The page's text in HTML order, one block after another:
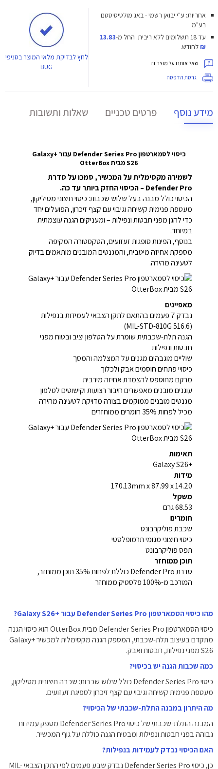
אחריות: ע"י יבואן רשמי - באג מולטיסיסטם
בע"מ
עד 18 תשלומים ללא ריבית.
החל מ-13.83
₪לחודש.
שאל אותנו על מוצר זה
גרסת הדפסה
לחץלבדיקת מלאי המוצר בסניפי
BUG
מידע נוסף פרטים טכניים שאלות ותשובות
כיסוי לסמארטפון Defender Series Pro עבור +Galaxy
S26 מבית OtterBox
לשמירה מקסימלית על המכשיר, סמכו על סדרת
Defender Pro – הכיסוי החזק ביותר עד כה.
הכיסוי כולל מבנה בעל שלוש שכבות: כיסוי חיצוני מסיליקון,
מעטפת פנימית קשיחה וגיבוי עם קצף זיכרון, הפועלים יחד
כדי להגן מפני חבטות ונפילות – ומעניקים הגנה עוצמתית
במיוחד.
בנוסף, הפינות סופגות זעזועים, הטקסטורה המקיפה
מספקת אחיזה מיטבית, והמגנטים המובנים מותאמים בדיוק
לטעינה מהירה.
מאפיינים
נבדק 7 פעמים בהתאם לתקן הצבאי לעמידות בנפילות
(MIL-STD-810G 516.6)
הגנה תלת-שכבתית שומרת על הטלפון יציב ובטוח מפני
חבטות ונפילות
שוליים מוגבהים מגנים על המצלמה והמסך
כיסויי פתחים חוסמים אבק ולכלוך
מרקם מחוספס להצמדת אחיזה מירבית
עוגנים מובנים מאפשרים חיבור רצועות וקישוטים לטלפון
מגנטים מובנים ממוקמים בצורה מדויקת לטעינה מהירה
מכיל לפחות 35% חומרים ממוחזרים
תאימות
+Galaxy S26
מידות
170.13mm x 87.99 x 14.20
משקל
68.53 גרם
חומרים
שכבת פוליקרבונט
כיסוי חיצוני מגומי תרמופלסטי
תפס פוליקרבונט
תוכן ממוחזר
סדרת Defender Pro כוללת לפחות 35% תוכן ממוחזר,
המורכב מ-100% פלסטיק ממוחזר
מהו כיסוי הסמארטפון Defender Series Pro עבור +Galaxy S26?
כיסוי הסמארטפון Defender Series Pro מבית OtterBox הוא כיסוי הגנה
מתקדם בעיצוב תלת-שכבתי, המספק הגנה מקסימלית למכשיר +Galaxy
S26 מפני נפילות, חבטות ואבק.
כמה שכבות הגנה יש בכיסוי?
כיסוי Defender Series Pro כולל שלוש שכבות: שכבה חיצונית מסיליקון,
מעטפת פנימית קשיחה וגיבוי עם קצף זיכרון לספיגת זעזועים.
מה היתרון במבנה התלת-שכבתי של הכיסוי?
המבנה התלת-שכבתי של כיסוי Defender Series Pro מספק עמידות
גבוהה בפני חבטות ונפילות ומבטיח הגנה כוללת על גוף המכשיר.
האם הכיסוי נבדק לעמידות בנפילות?
כן, כיסוי Defender Series Pro נבדק שבע פעמים לפי התקן הצבאי MIL-